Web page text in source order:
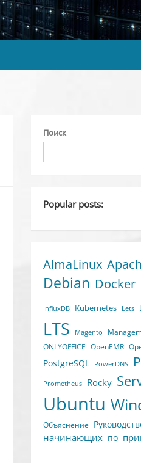
Поиск
Popular posts:
AlmaLinux
Debian Docker
InfluxDB Kubernetes Lets
LTS Magento
ONLYOFFICE OpenEMR
PostgreSQL PowerDNS
Prometheus Rocky
Ubuntu
Объяснение
начинающих по